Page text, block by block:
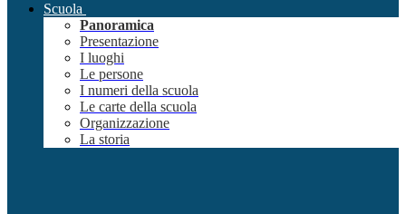
Scuola
Panoramica
Presentazione
I luoghi
Le persone
I numeri della scuola
Le carte della scuola
Organizzazione
La storia